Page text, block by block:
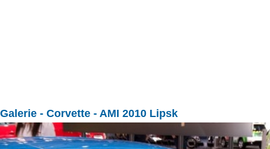
Galerie - Corvette - AMI 2010 Lipsk